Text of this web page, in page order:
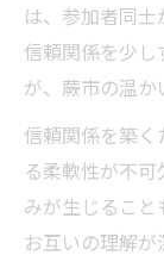
は、参加者同士
信頼関係を少
が、蕨市の温か
信頼関係を築
る柔軟性が不
みが生じるこ
お互いの理解が